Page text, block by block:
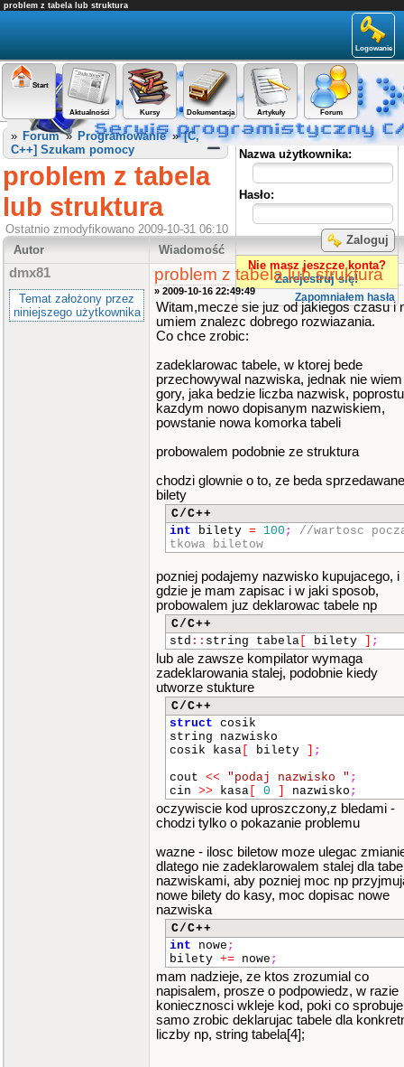
problem z tabela lub struktura
Logowanie
Start
Aktualności Kursy Dokumentacja Artykuły Forum
Panel użytkownika
Nazwa użytkownika:
Hasło:
Zaloguj
Nie masz jeszcze konta?
Zarejestruj się!
Zapomniałem hasła
» Forum» Programowanie»[C,
C++] Szukam pomocy
problem z tabela
lub struktura
Ostatnio zmodyfikowano 2009-10-31 06:10
Autor
Wiadomość
dmx81
Temat założony przez
niniejszego użytkownika
problem z tabela lub struktura
» 2009-10-16 22:49:49
Witam,mecze sie juz od jakiegos czasu i
umiem znalezc dobrego rozwiazania.
Co chce zrobic:
zadeklarowac tabele, w ktorej bede
przechowywal nazwiska, jednak nie
gory, jaka bedzie liczba nazwisk,
kazdym nowo dopisanym nazwiskiem,
powstanie nowa komorka tabeli
probowalem podobnie ze struktura
chodzi glownie o to, ze beda sprzedawane
bilety
C/C++
int bilety = 100 ;
//wartosc
tkowa biletow
pozniej podajemy nazwisko kupujacego, i
gdzie je mam zapisac i w jaki sposob,
probowalem juz deklarowac tabele np
C/C++
std :: string tabela bilety ;
lub ale zawsze kompilator wymaga
zadeklarowania stalej, podobnie kiedy
utworze stukture
C/C++
struct cosik
string nazwisko
cosik kasa
bilety
;
cout << "podaj nazwisko " ;
cin >> kasa 0 nazwisko ;
oczywiscie kod uproszczony,z bledami -
chodzi tylko o pokazanie problemu
wazne - ilosc biletow moze ulegac
dlatego nie zadeklarowalem stalej dla
nazwiskami, aby pozniej moc np
nowe bilety do kasy, moc dopisac nowe
nazwiska
C/C++
int nowe ;
bilety += nowe ;
mam nadzieje, ze ktos zrozumial co
napisalem, prosze o podpowiedz, w razie
koniecznosci wkleje kod, poki co
samo zrobic deklarujac tabele dla
liczby np, string tabela[4];